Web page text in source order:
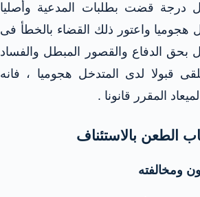
قضت بطلبات المدعية وأصليا
واعتور ذلك القضاء بالخطأ فى
بحق الدفاع والقصور المبطل والفساد
قبولا لدى المتدخل هجوميا ، فانه
المقرر قانونا .
الطعن بالاستئناف
ومخالفته